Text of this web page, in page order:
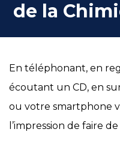
de la
En téléphonant, en
écoutant un CD, en
ou votre smartphone
l’impression de faire